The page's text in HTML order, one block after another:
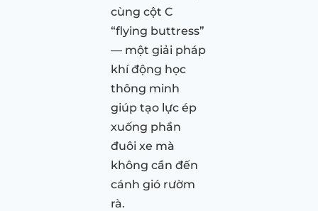
cùng cột C
“flying buttress”
— một giải pháp
khí động học
thông minh
giúp tạo lực ép
xuống phần
đuôi xe mà
không cần đến
cánh gió rườm
rà.